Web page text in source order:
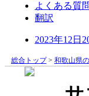
よくある質
翻訳
2023年12日
総合トップ> 和歌山県